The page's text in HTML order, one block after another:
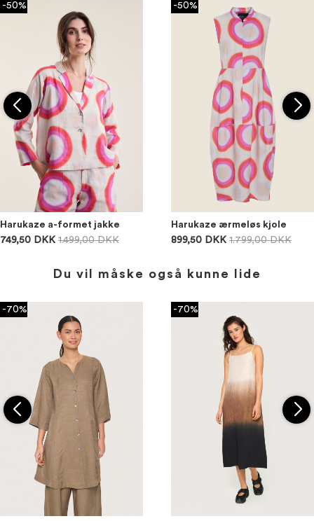
-50%
Harukaze a-formet jakke
749,50 DKK 1.499,00 DKK
-50%
Harukaze ærmeløs kjole
899,50 DKK 1.799,00 DKK
Du vil måske også kunne lide
-70% -70%